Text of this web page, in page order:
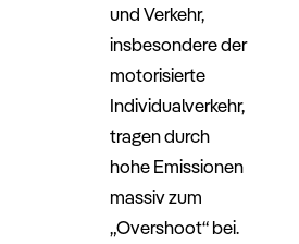
und Verkehr,
insbesondere der
motorisierte
Individualverkehr,
tragen durch
hohe Emissionen
massiv zum
„Overshoot“ bei.